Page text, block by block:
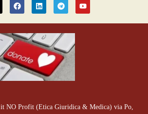
NO Profit (Etica Giuridica & Medica) via Po,